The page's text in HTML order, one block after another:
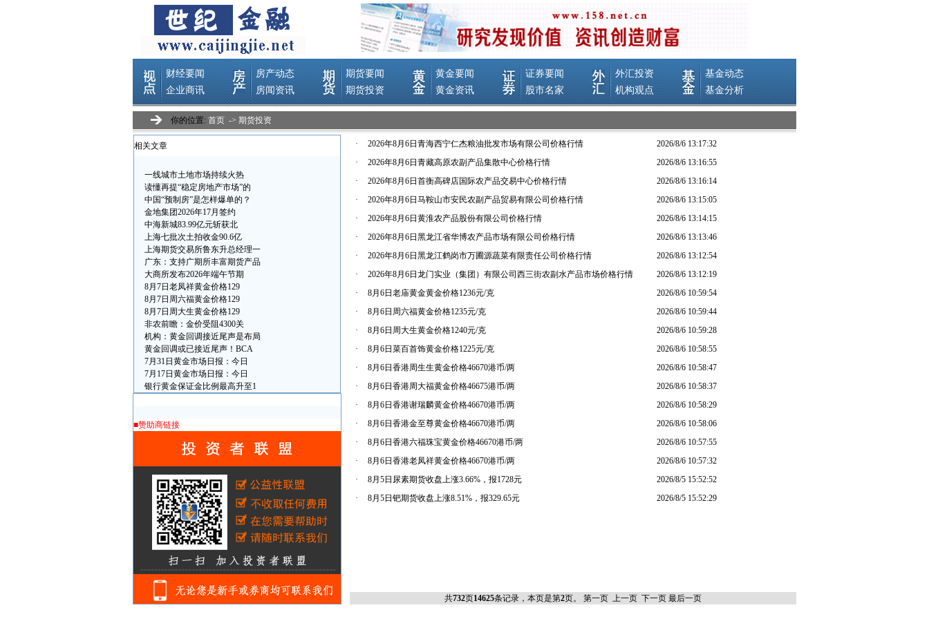
你的位置: 首页 -> 期货投资
相关文章
一线城市土地市场持续火热
读懂再提“稳定房地产市场”的
中国“预制房”是怎样爆单的？
金地集团2026年17月签约
中海新城83.99亿元斩获北
上海七批次土拍收金90.6亿
上海期货交易所鲁东升总经理一
广东：支持广期所丰富期货产品
大商所发布2026年端午节期
8月7日老凤祥黄金价格129
8月7日周六福黄金价格129
8月7日周大生黄金价格129
非农前瞻：金价受阻4300关
机构：黄金回调接近尾声是布局
黄金回调或已接近尾声！BCA
7月31日黄金市场日报：今日
7月17日黄金市场日报：今日
银行黄金保证金比例最高升至1
■赞助商链接
· 2026年8月6日青海西宁仁杰粮油批发市场有限公司价格行情
2026/8/6 13:17:32
·
2026年8月6日青藏高原农副产品集散中心价格行情
2026/8/6 13:16:55
·
2026年8月6日首衡高碑店国际农产品交易中心价格行情
2026/8/6 13:16:14
·
2026年8月6日马鞍山市安民农副产品贸易有限公司价格行情
2026/8/6 13:15:05
·
2026年8月6日黄淮农产品股份有限公司价格行情
2026/8/6 13:14:15
·
2026年8月6日黑龙江省华博农产品市场有限公司价格行情
2026/8/6 13:13:46
·
2026年8月6日黑龙江鹤岗市万圃源蔬菜有限责任公司价格行情
2026/8/6 13:12:54
·
2026年8月6日龙门实业（集团）有限公司西三街农副水产品市场价格行情
2026/8/6 13:12:19
·
8月6日老庙黄金黄金价格1236元/克
2026/8/6 10:59:54
·
8月6日周六福黄金价格1235元/克
2026/8/6 10:59:44
·
8月6日周大生黄金价格1240元/克
2026/8/6 10:59:28
·
8月6日菜百首饰黄金价格1225元/克
2026/8/6 10:58:55
·
8月6日香港周生生黄金价格46670港币/两
2026/8/6 10:58:47
·
8月6日香港周大福黄金价格46675港币/两
2026/8/6 10:58:37
·
8月6日香港谢瑞麟黄金价格46670港币/两
2026/8/6 10:58:29
·
8月6日香港金至尊黄金价格46670港币/两
2026/8/6 10:58:06
·
8月6日香港六福珠宝黄金价格46670港币/两
2026/8/6 10:57:55
·
8月6日香港老凤祥黄金价格46670港币/两
2026/8/6 10:57:32
·
8月5日尿素期货收盘上涨3.66%，报1728元
2026/8/5 15:52:52
·
8月5日钯期货收盘上涨8.51%，报329.65元 2026/8/5 15:52:29
共732页14625条记录，本页是第2页。 第一页 上一页 下一页 最后一页